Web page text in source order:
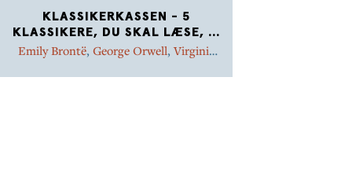
KLASSIKERKASSEN - 5
KLASSIKERE, DU SKAL LÆSE, ...
Emily Brontë, George Orwell,Virginia